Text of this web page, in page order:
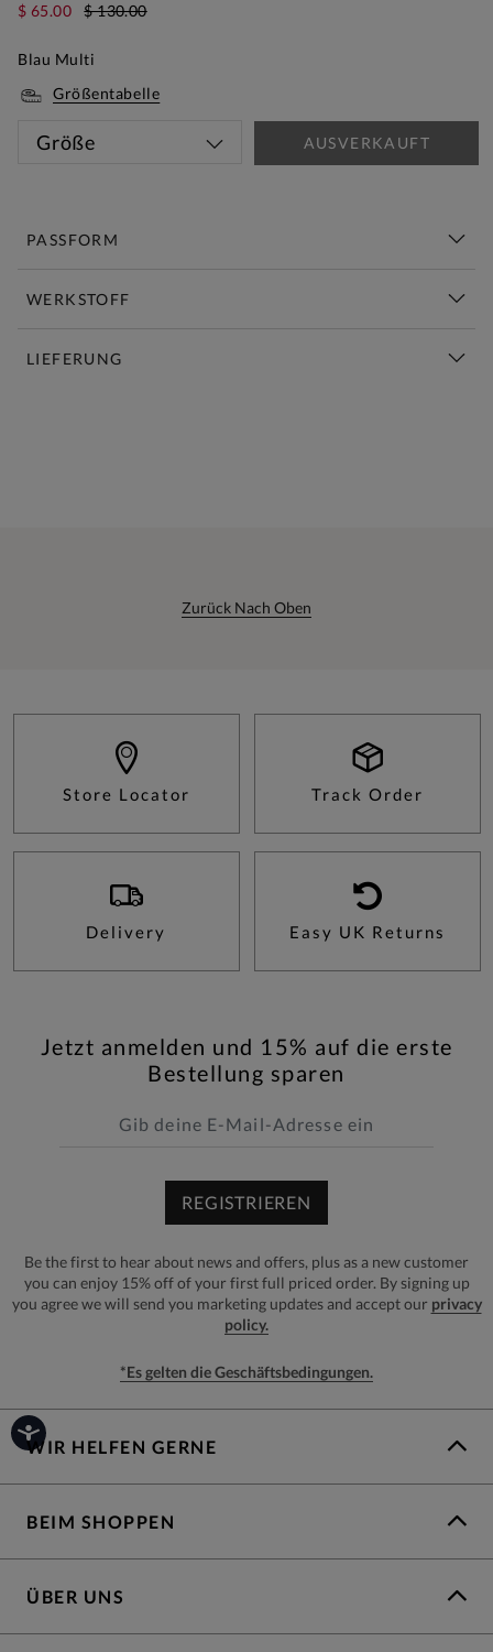
$ 65.00 $ 130.00
Blau Multi
Größentabelle
Größe AUSVERKAUFT
PASSFORM
WERKSTOFF
LIEFERUNG
Zurück Nach Oben
Store Locator Track Order
Delivery Easy UK Returns
Jetzt anmelden und 15% auf die erste
Bestellung sparen
REGISTRIEREN
Be the first to hear about news and offers, plus as a new customer
you can enjoy 15% off of your first full priced order. By signing up
you agree we will send you marketing updates and accept our privacy
policy.
*Es gelten die Geschäftsbedingungen.
WIR HELFEN GERNE
BEIM SHOPPEN
ÜBER UNS